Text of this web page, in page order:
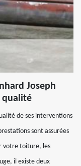
Joseph
qualité
de ses interventions
sont assurées
votre toiture, les
il existe deux